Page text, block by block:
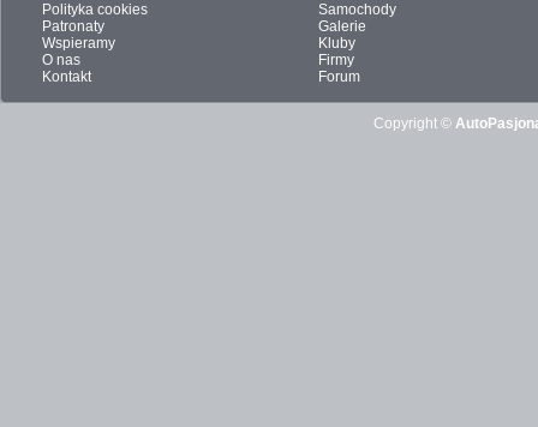
Polityka cookies
Patronaty
Wspieramy
O nas
Kontakt
Samochody
Galerie
Kluby
Firmy
Forum
Copyright ©